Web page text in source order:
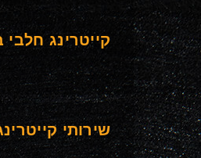
קייטרינג
שירותי